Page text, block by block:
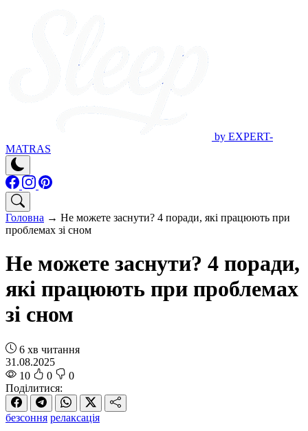
by EXPERT-
MATRAS
Головна → Не можете заснути? 4 поради, які працюють при
проблемах зі сном
Не можете заснути? 4 поради,
які працюють при проблемах
зі сном
6 хв читання
31.08.2025
10
0
0
Поділитися:
безсоння релаксація